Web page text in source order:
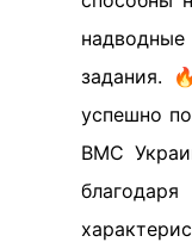
задания.
успешно
ВМС